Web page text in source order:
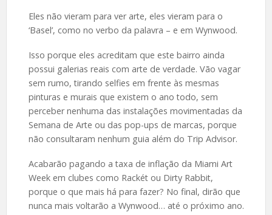
Eles não vieram para ver arte, eles vieram para o
‘Basel’, como no verbo da palavra – e em Wynwood.
Isso porque eles acreditam que este bairro ainda
possui galerias reais com arte de verdade. Vão vagar
sem rumo, tirando selfies em frente às mesmas
pinturas e murais que existem o ano todo, sem
perceber nenhuma das instalações movimentadas da
Semana de Arte ou das pop-ups de marcas, porque
não consultaram nenhum guia além do Trip Advisor.
Acabarão pagando a taxa de inflação da Miami Art
Week em clubes como Rackét ou Dirty Rabbit,
porque o que mais há para fazer? No final, dirão que
nunca mais voltarão a Wynwood… até o próximo ano.